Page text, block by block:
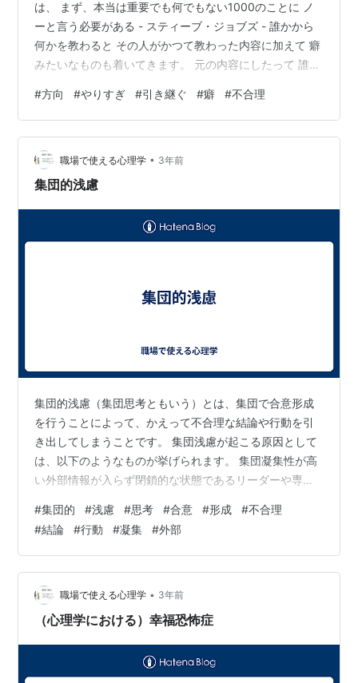
は、 まず、本当は重要でも何でもない1000のことに ノ
ーと言う必要がある - スティーブ・ジョブズ - 誰かから
何かを教わると その人がかつて教わった内容に加えて 癖
みたいなものも着いてきます。 元の内容にしたって 誰か
てきたことは元のものとは似ても似つかないなんてよく
あることみたいです。 だんだん好くなっているのなら そ
れは進化と呼ぶべきでしょうけど、 どうもたいていの場
合 余計な手続きみたいなものが増えただけで 単純なこと
がややこしくなっている。 私は不合理な手筈を覚えるの
#方向 #やりすぎ #引き継ぐ #癖 #不合理
職場で使える心理学 • 3年前
集団的浅慮
集団的浅慮（集団思考ともいう）とは、集団で合意形成
を行うことによって、かえって不合理な結論や行動を引
き出してしまうことです。 集団浅慮が起こる原因として
は、以下のようなものが挙げられます。 集団凝集性が高
い外部情報が入らず閉鎖的な状態であるリーダーや専門
ストレスにさらされる決定することに参加者の利害が発
生する集団浅慮の具体的な症状としては、以下のような
ものが挙げられます。 自分たちは正しい方向に進んでい
ると思い込み、極端な楽観主義や幻想を抱く道徳や倫理
を無視する周囲からの意見やアドバイスを無視するリス
ク要因を過小評価する自分たちの強みや特徴を過…
#集団的 #浅慮 #思考 #合意 #形成 #不合理
#結論 #行動 #凝集 #外部
職場で使える心理学 • 3年前
（心理学における）幸福恐怖症